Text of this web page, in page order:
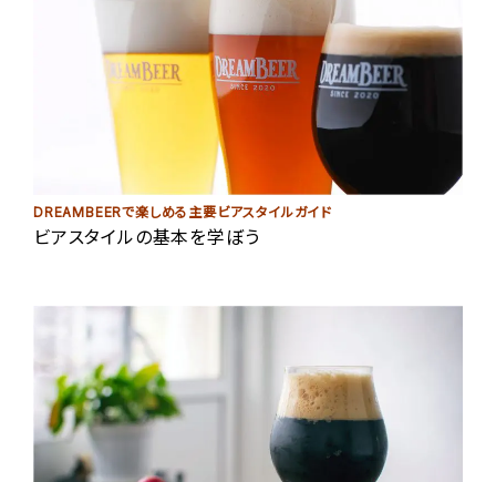
DREAMBEERで楽しめる主要ビアスタイルガイド
ビアスタイルの基本を学ぼう